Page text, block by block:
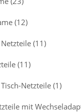
(12)
(11)
(11)
Netzteile (1)
mit